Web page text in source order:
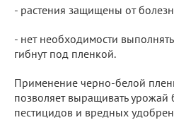
- растения защищены от
- нет необходимости
гибнут под пленкой.
Применение черно-белой
позволяет выращивать урожай
пестицидов и вредных